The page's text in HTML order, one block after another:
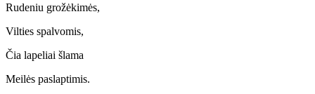
Rudeniu grožėkimės,
Vilties spalvomis,
Čia lapeliai šlama
Meilės paslaptimis.